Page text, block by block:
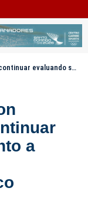
por fenómeno atmosférico Melissa
a